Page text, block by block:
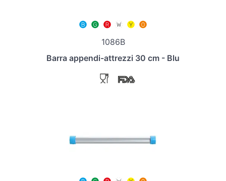
1086B
Barra appendi-attrezzi 30 cm - Blu